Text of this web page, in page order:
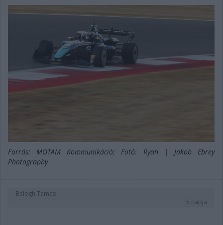
Forrás: MOTAM Kommunikáció; Fotó: Ryan | Jakob Ebrey
Photography
Balogh Tamás
5 napja